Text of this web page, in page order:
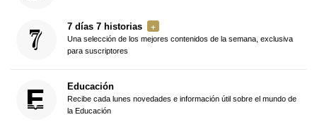
7 días 7 historias
Una selección de los mejores contenidos de la semana, exclusiva
para suscriptores
Educación
Recibe cada lunes novedades e información útil sobre el mundo de
la Educación